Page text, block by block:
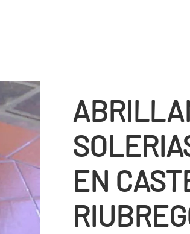
EN